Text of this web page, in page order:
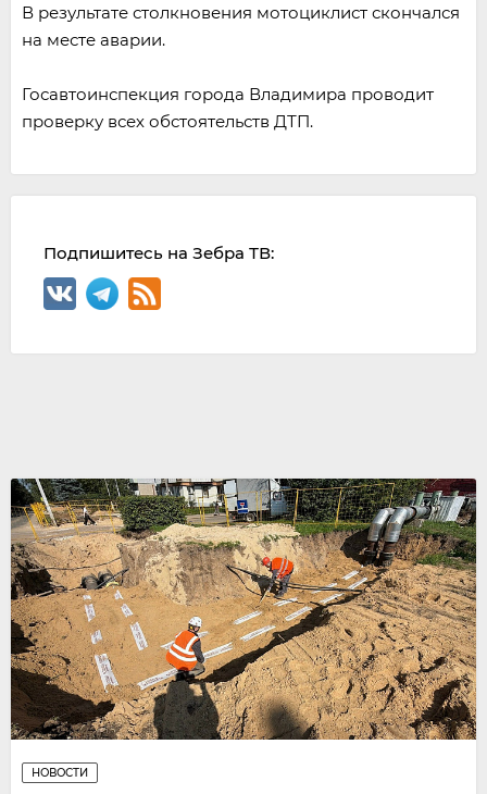
В результате столкновения мотоциклист скончался
на месте аварии.
Госавтоинспекция города Владимира проводит
проверку всех обстоятельств ДТП.
Подпишитесь на Зебра ТВ:
НОВОСТИ